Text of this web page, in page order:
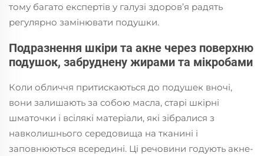
тому багато експертів у галузі здоров’я радять
регулярно замінювати подушки.
Подразнення шкіри та акне через поверхню
подушок, забруднену жирами та мікробами
Коли обличчя притискаються до подушек вночі,
вони залишають за собою масла, старі шкірні
шматочки і всілякі матеріали, які зібралися з
навколишнього середовища на тканині і
заповнюються всередині. Ці речовини годують акне-